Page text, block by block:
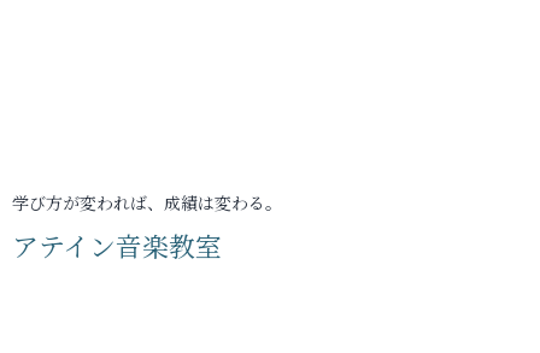
学び方が変われば、成績は変わる。
アテイン音楽教室